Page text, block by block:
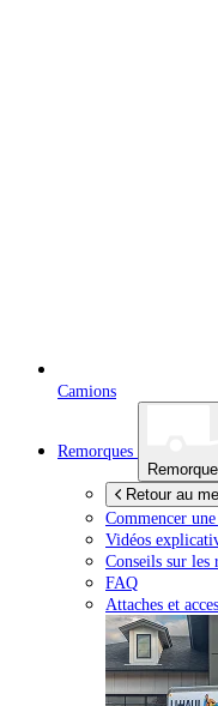
Camions
Remorques
Retour au
Commencer
Vidéos
Conseils sur les
FAQ
Attaches et